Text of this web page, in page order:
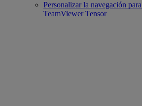
Personalizar la navegación
TeamViewer Tensor